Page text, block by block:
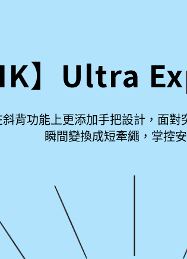
】Ultra
背功能上更添加手把設計，面
瞬間變換成短牽繩，掌控